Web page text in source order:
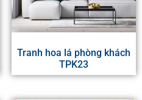
Tranh hoa lá phòng khách
TPK23